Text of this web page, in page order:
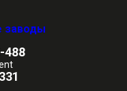
заводы
488